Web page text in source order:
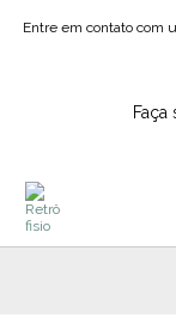
Entre em contato com